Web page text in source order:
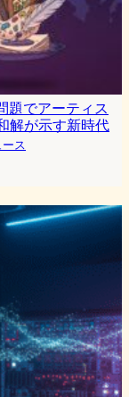
題でアーティス
解が示す新時代
ス